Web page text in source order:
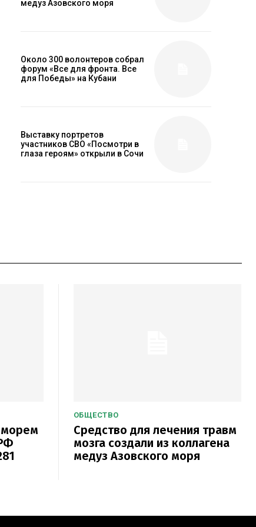
медуз Азовского моря
Около 300 волонтеров собрал
форум «Все для фронта. Все
для Победы» на Кубани
Выставку портретов
участников СВО «Посмотри в
глаза героям» открыли в Сочи
ОБЩЕСТВО
Средство для лечения травм
мозга создали из коллагена
медуз Азовского моря